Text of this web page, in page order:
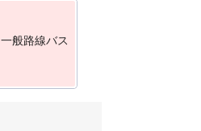
一般路線バス